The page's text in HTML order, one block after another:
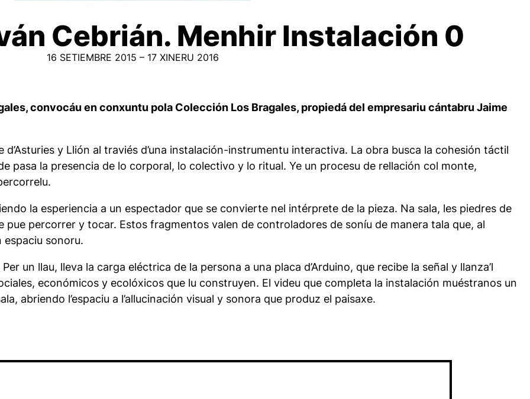
Cebrián. Menhir Instalación 0
16 SETIEMBRE 2015 – 17 XINERU 2016
convocáu en conxuntu pola Colección Los Bragales, propiedá del empresariu cántabru Jaime
d’Asturies y Llión al traviés d’una instalación-instrumentu interactiva. La obra busca la cohesión táctil
pasa la presencia de lo corporal, lo colectivo y lo ritual. Ye un procesu de rellación col monte,
la esperiencia a un espectador que se convierte nel intérprete de la pieza. Na sala, les piedres de
percorrer y tocar. Estos fragmentos valen de controladores de soníu de manera tala que, al
sonoru.
un llau, lleva la carga eléctrica de la persona a una placa d’Arduino, que recibe la señal y llanza’l
económicos y ecolóxicos que lu construyen. El videu que completa la instalación muéstranos un
abriendo l’espaciu a l’allucinación visual y sonora que produz el paisaxe.